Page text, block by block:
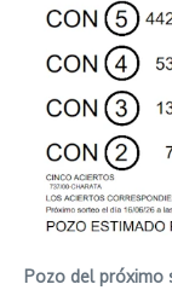
Pozo del próximo